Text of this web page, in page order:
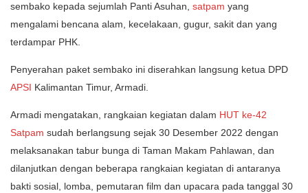
sembako kepada sejumlah Panti Asuhan, satpam yang
mengalami bencana alam, kecelakaan, gugur, sakit dan yang
terdampar PHK.
Penyerahan paket sembako ini diserahkan langsung ketua DPD
APSI Kalimantan Timur, Armadi.
Armadi mengatakan, rangkaian kegiatan dalam HUT ke-42
Satpam sudah berlangsung sejak 30 Desember 2022 dengan
melaksanakan tabur bunga di Taman Makam Pahlawan, dan
dilanjutkan dengan beberapa rangkaian kegiatan di antaranya
bakti sosial, lomba, pemutaran film dan upacara pada tanggal 30